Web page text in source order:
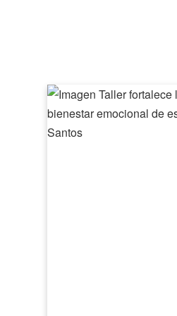
Taller
fortalece
la